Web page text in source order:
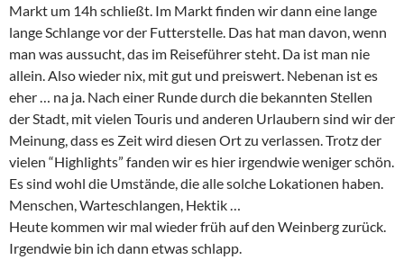
Markt um 14h schließt. Im Markt finden wir dann eine lange
lange Schlange vor der Futterstelle. Das hat man davon, wenn
man was aussucht, das im Reiseführer steht. Da ist man nie
allein. Also wieder nix, mit gut und preiswert. Nebenan ist es
eher … na ja. Nach einer Runde durch die bekannten Stellen
der Stadt, mit vielen Touris und anderen Urlaubern sind wir der
Meinung, dass es Zeit wird diesen Ort zu verlassen. Trotz der
vielen “Highlights” fanden wir es hier irgendwie weniger schön.
Es sind wohl die Umstände, die alle solche Lokationen haben.
Menschen, Warteschlangen, Hektik …
Heute kommen wir mal wieder früh auf den Weinberg zurück.
Irgendwie bin ich dann etwas schlapp.